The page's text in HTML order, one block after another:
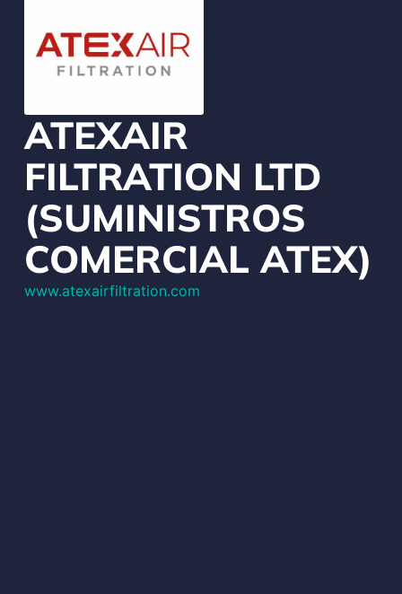
ATEXAIR
FILTRATION LTD
(SUMINISTROS
COMERCIAL ATEX)
www.atexairfiltration.com